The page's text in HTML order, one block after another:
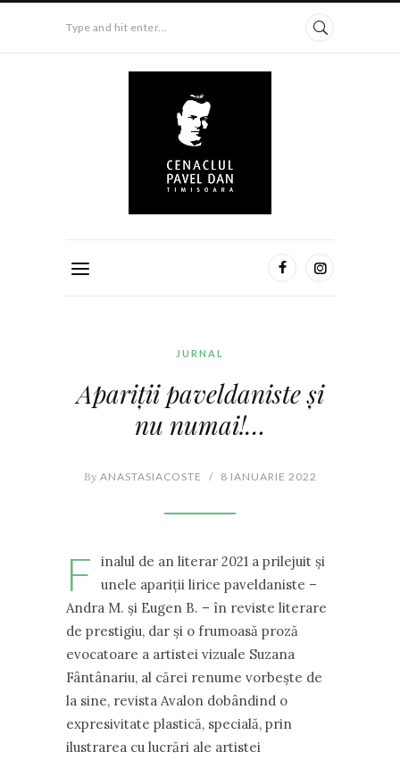
Type and hit enter...
JURNAL
Apariții paveldaniste și
nu numai!…
By ANASTASIACOSTE / 8 IANUARIE 2022
F
inalul de an literar 2021 a prilejuit și
unele apariții lirice paveldaniste –
Andra M. și Eugen B. – în reviste literare
de prestigiu, dar și o frumoasă proză
evocatoare a artistei vizuale Suzana
Fântânariu, al cărei renume vorbește de
la sine, revista Avalon dobândind o
expresivitate plastică, specială, prin
ilustrarea cu lucrări ale artistei